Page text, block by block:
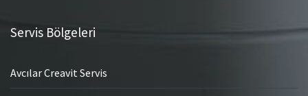
Servis Bölgeleri
Avcılar Creavit Servis